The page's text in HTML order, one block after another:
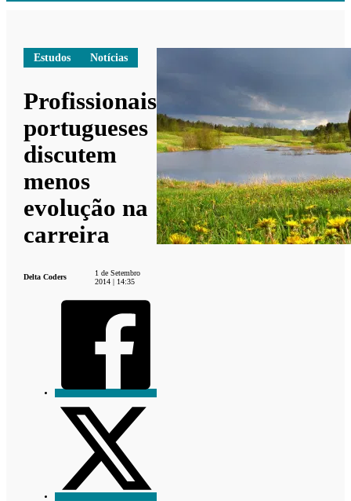
Estudos Notícias
Profissionais
portugueses
discutem
menos
evolução na
carreira
Delta Coders
1 de Setembro
2014 | 14:35